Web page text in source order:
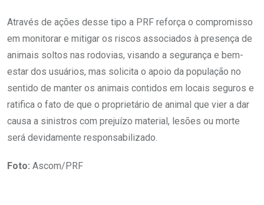
Através de ações desse tipo a PRF reforça o compromisso
em monitorar e mitigar os riscos associados à presença de
animais soltos nas rodovias, visando a segurança e bem-
estar dos usuários, mas solicita o apoio da população no
sentido de manter os animais contidos em locais seguros e
ratifica o fato de que o proprietário de animal que vier a dar
causa a sinistros com prejuízo material, lesões ou morte
será devidamente responsabilizado.
Foto: Ascom/PRF